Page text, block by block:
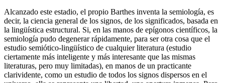
Alcanzado este estadio, el propio Barthes inventa la semiología, es
decir, la ciencia general de los signos, de los significados, basada en
la lingüística estructural. Si, en las manos de epígonos científicos, la
semiología pudo degenerar rápidamente, para ser otra cosa que el
estudio semiótico-lingüístico de cualquier literatura (estudio
ciertamente más inteligente y más interesante que las mismas
literaturas, pero muy limitadas), en manos de un practicante
clarividente, como un estudio de todos los signos dispersos en el